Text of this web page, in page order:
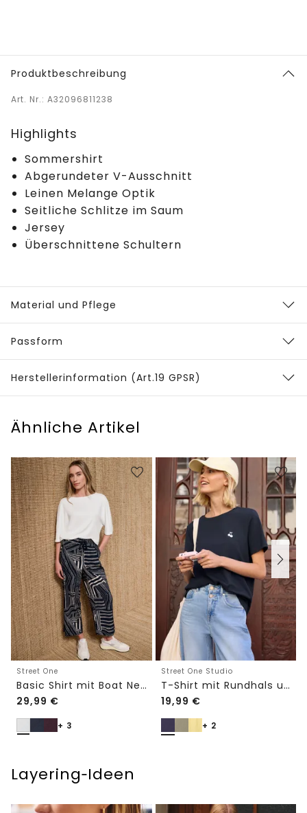
Produktbeschreibung
Art. Nr.: A32096811238
Highlights
Sommershirt
Abgerundeter V-Ausschnitt
Leinen Melange Optik
Seitliche Schlitze im Saum
Jersey
Überschnittene Schultern
Material und Pflege
Passform
Herstellerinformation (Art.19 GPSR)
Ähnliche Artikel
Street One
Basic Shirt mit Boat Neck und Elastikbund
29,99 €
+ 3
Street One Studio
T-Shirt mit Rundhals und Embroidery-Detail
19,99 €
+ 2
Layering‑Ideen